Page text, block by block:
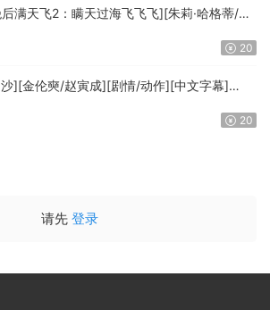
满天飞2：瞒天过海飞飞飞][朱莉·哈格蒂/罗
WiKi]
20
][金伦奭/赵寅成][剧情/动作][中文字幕]
20
请先 登录